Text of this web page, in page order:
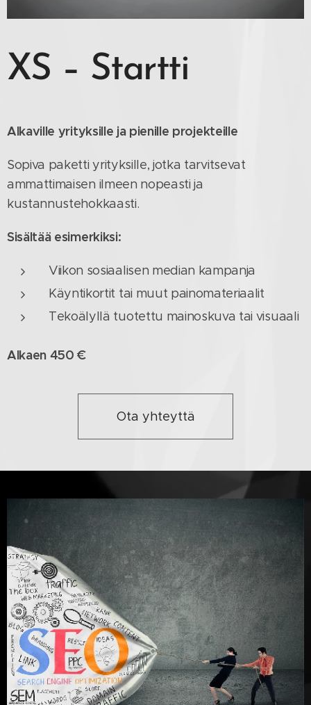
XS – Startti
Alkaville yrityksille ja pienille projekteille
Sopiva paketti yrityksille, jotka tarvitsevat
ammattimaisen ilmeen nopeasti ja
kustannustehokkaasti.
Sisältää esimerkiksi:
Viikon sosiaalisen median kampanja
Käyntikortit tai muut painomateriaalit
Tekoälyllä tuotettu mainoskuva tai visuaali
Alkaen 450 €
Ota yhteyttä